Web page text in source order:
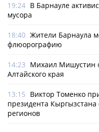
19:24 В Барнауле
мусора
18:40 Жители Барнаула
флюорографию
14:23 Михаил Мишустин
Алтайского края
13:15 Виктор Томенко
президента Кыргызстана
регионов